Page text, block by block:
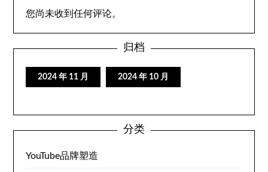
您尚未收到任何评论。
归档
2024 年 11 月 2024 年 10 月
分类
YouTube品牌塑造